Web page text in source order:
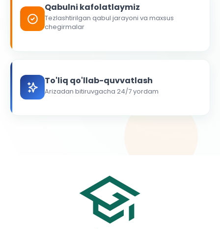
Qabulni kafolatlaymiz
Tezlashtirilgan qabul jarayoni va maxsus
chegirmalar
To'liq qo'llab-quvvatlash
Arizadan bitiruvgacha 24/7 yordam